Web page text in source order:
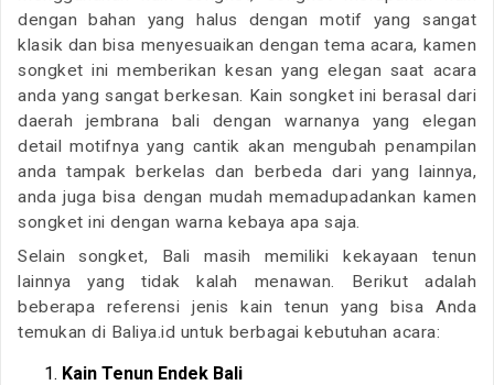
dengan bahan yang halus dengan motif yang sangat
klasik dan bisa menyesuaikan dengan tema acara, kamen
songket ini memberikan kesan yang elegan saat acara
anda yang sangat berkesan. Kain songket ini berasal dari
daerah jembrana bali dengan warnanya yang elegan
detail motifnya yang cantik akan mengubah penampilan
anda tampak berkelas dan berbeda dari yang lainnya,
anda juga bisa dengan mudah memadupadankan kamen
songket ini dengan warna kebaya apa saja.
Selain songket, Bali masih memiliki kekayaan tenun
lainnya yang tidak kalah menawan. Berikut adalah
beberapa referensi jenis kain tenun yang bisa Anda
temukan di Baliya.id untuk berbagai kebutuhan acara:
Kain Tenun Endek Bali